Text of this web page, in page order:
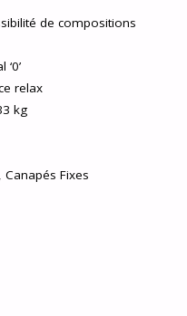
de compositions
relax
kg
, Canapés Fixes